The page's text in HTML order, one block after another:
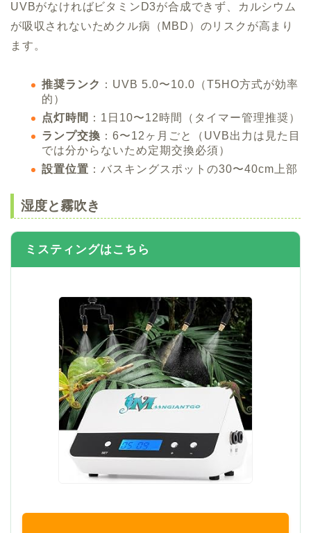
UVBがなければビタミンD3が合成できず、カルシウム
が吸収されないためクル病（MBD）のリスクが高まり
ます。
推奨ランク ：UVB 5.0〜10.0（T5HO方式が効率
的）
点灯時間 ：1日10〜12時間（タイマー管理推奨）
ランプ交換 ：6〜12ヶ月ごと（UVB出力は見た目
では分からないため定期交換必須）
設置位置 ：バスキングスポットの30〜40cm上部
湿度と霧吹き
ミスティングはこちら